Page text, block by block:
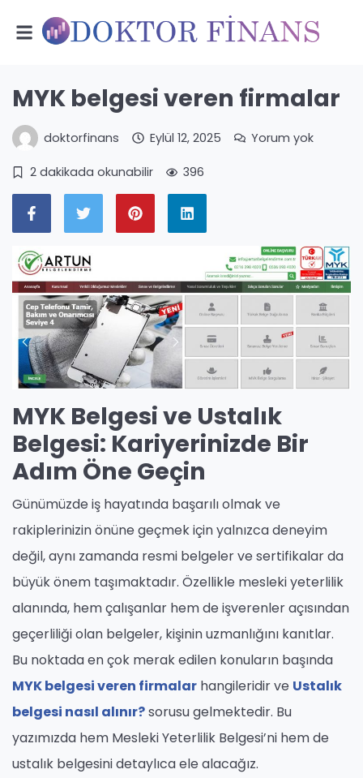
MYK belgesi veren firmalar
doktorfinans Eylül 12, 2025 Yorum yok
2 dakikada okunabilir 396
MYK Belgesi ve Ustalık
Belgesi: Kariyerinizde Bir
Adım Öne Geçin
Günümüzde iş hayatında başarılı olmak ve
rakiplerinizin önüne geçmek için yalnızca deneyim
değil, aynı zamanda resmi belgeler ve sertifikalar da
büyük önem taşımaktadır. Özellikle mesleki yeterlilik
alanında, hem çalışanlar hem de işverenler açısından
geçerliliği olan belgeler, kişinin uzmanlığını kanıtlar.
Bu noktada en çok merak edilen konuların başında
MYK belgesi veren firmalar hangileridir ve Ustalık
belgesi nasıl alınır?sorusu gelmektedir. Bu
yazımızda hem Mesleki Yeterlilik Belgesi’ni hem de
ustalık belgesini detaylıca ele alacağız.